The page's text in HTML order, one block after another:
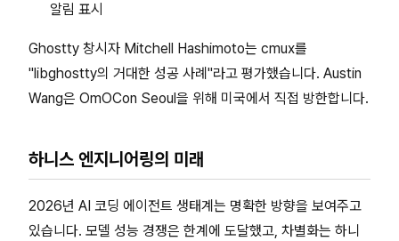
알림 표시
Ghostty 창시자 Mitchell Hashimoto는 cmux를
"libghostty의 거대한 성공 사례"라고 평가했습니다. Austin
Wang은 OmOCon Seoul을 위해 미국에서 직접 방한합니다.
하니스 엔지니어링의 미래
2026년 AI 코딩 에이전트 생태계는 명확한 방향을 보여주고
있습니다. 모델 성능 경쟁은 한계에 도달했고, 차별화는 하니